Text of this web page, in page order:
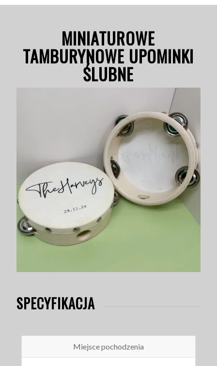
MINIATUROWE
TAMBURYNOWE UPOMINKI
ŚLUBNE
SPECYFIKACJA
Miejsce pochodzenia